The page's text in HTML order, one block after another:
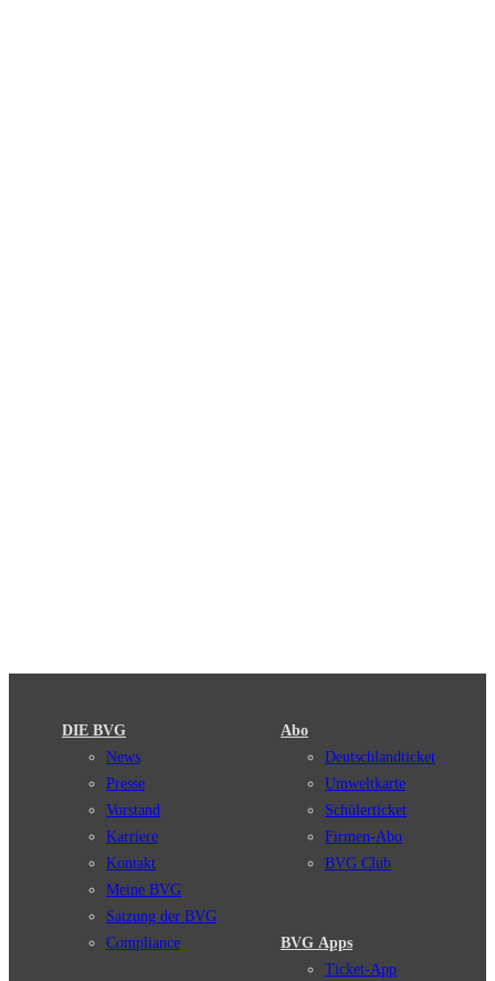
DIE BVG
News
Presse
Vorstand
Karriere
Kontakt
Meine BVG
Satzung der BVG
Compliance
Abo
Deutschlandticket
Umweltkarte
Schülerticket
Firmen-Abo
BVG Club
BVG Apps
Ticket-App